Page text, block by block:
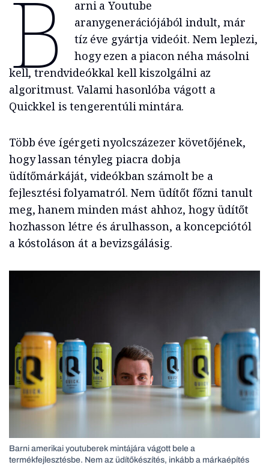
B
arni a Youtube
aranygenerációjából indult, már
tíz éve gyártja videóit. Nem leplezi,
hogy ezen a piacon néha másolni
kell, trendvideókkal kell kiszolgálni az
algoritmust. Valami hasonlóba vágott a
Quickkel is tengerentúli mintára.
Több éve ígérgeti nyolcszázezer követőjének,
hogy lassan tényleg piacra dobja
üdítőmárkáját, videókban számolt be a
fejlesztési folyamatról. Nem üdítőt főzni tanult
meg, hanem minden mást ahhoz, hogy üdítőt
hozhasson létre és árulhasson, a koncepciótól
a kóstoláson át a bevizsgálásig.
Barni amerikai youtuberek mintájára vágott bele a
termékfejlesztésbe. Nem az üdítőkészítés, inkább a márkaépítés